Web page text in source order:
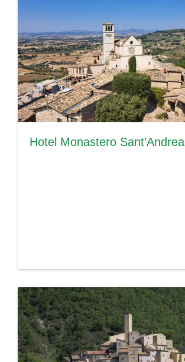
Hotel Monastero Sant’Andrea